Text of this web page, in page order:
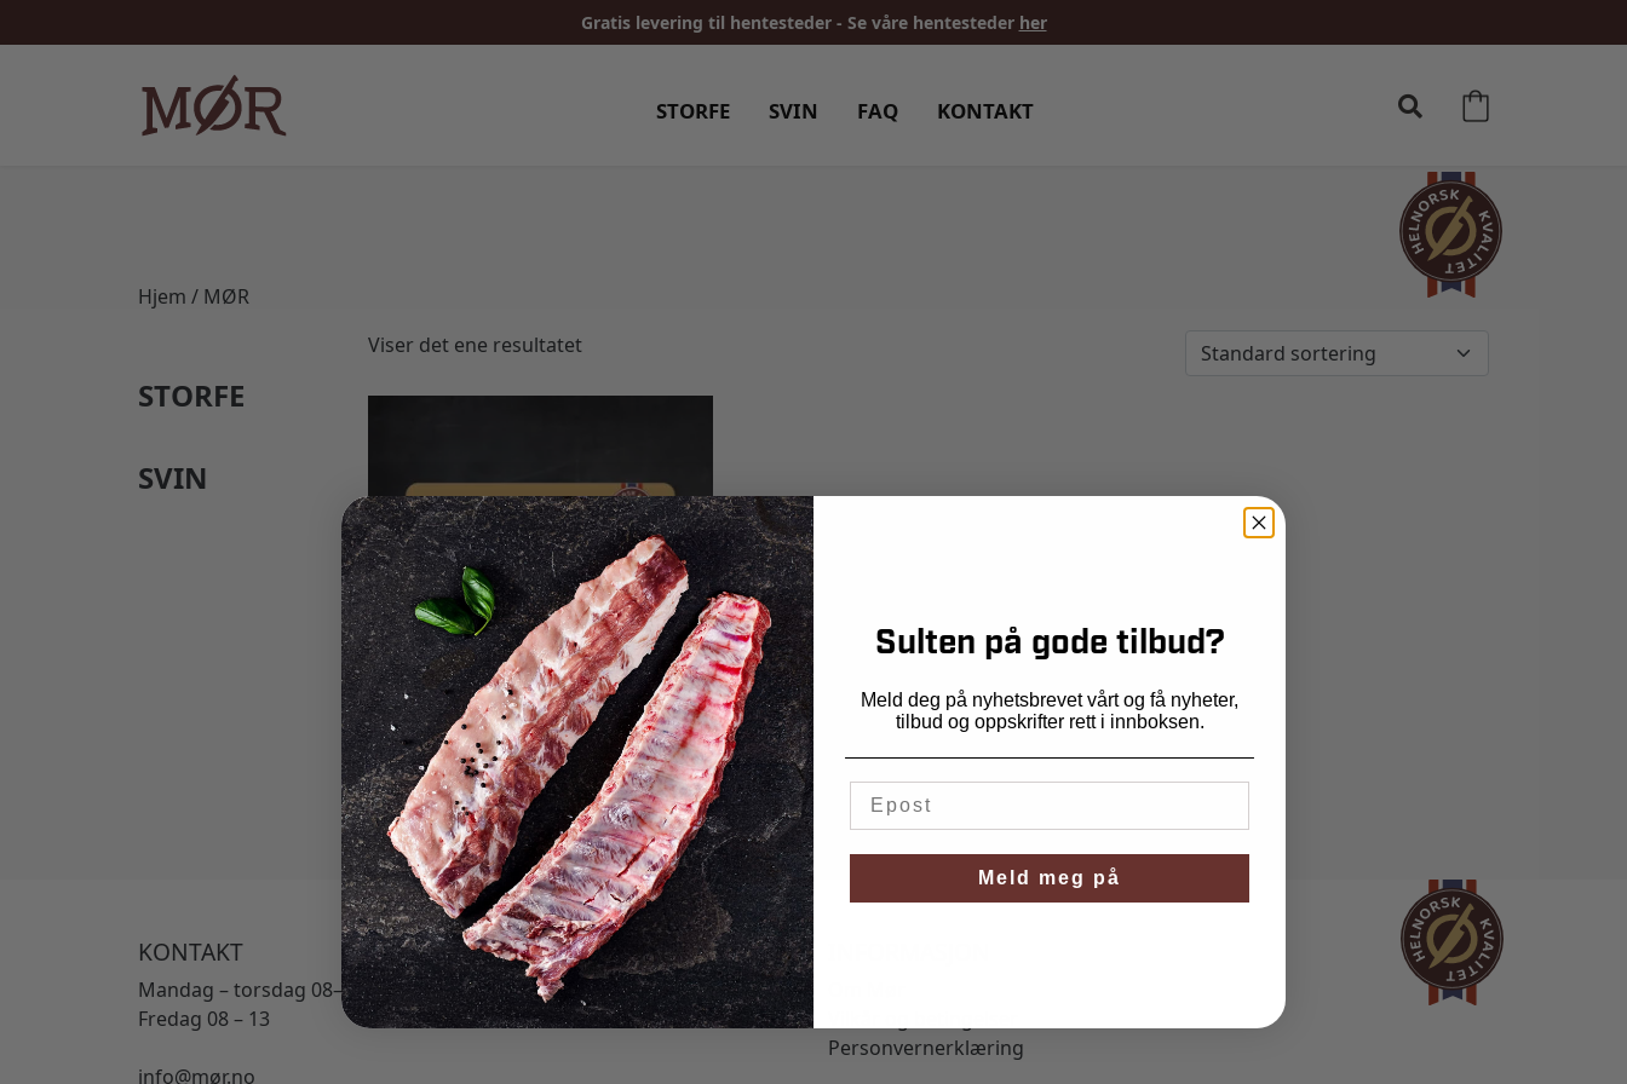
Gratis levering til hentesteder - Se våre hentesteder her
STORFE SVIN FAQ KONTAKT
Hjem / MØR
Viser det ene resultatet
GAVEKORT
STORFE
SVIN
KONTAKT
Mandag – torsdag 08–16
Fredag 08 – 13
info@mør.no
Personvernerklæring
Sulten på gode tilbud?
Meld deg på nyhetsbrevet vårt og få nyheter,
tilbud og oppskrifter rett i innboksen.
Meld meg på